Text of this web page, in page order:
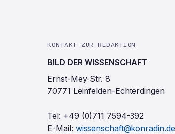
KONTAKT ZUR REDAKTION
BILD DER WISSENSCHAFT
Ernst-Mey-Str. 8
70771 Leinfelden-Echterdingen
Tel: +49 (0)711 7594-392
E-Mail: wissenschaft@konradin.de